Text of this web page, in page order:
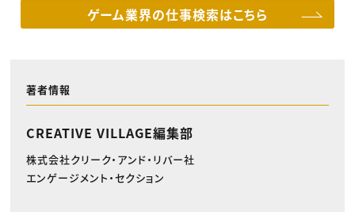
ゲーム業界の仕事検索はこちら
著者情報
CREATIVE VILLAGE編集部
株式会社クリーク・アンド・リバー社
エンゲージメント・セクション